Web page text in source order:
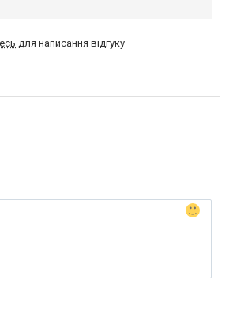
для написання відгуку